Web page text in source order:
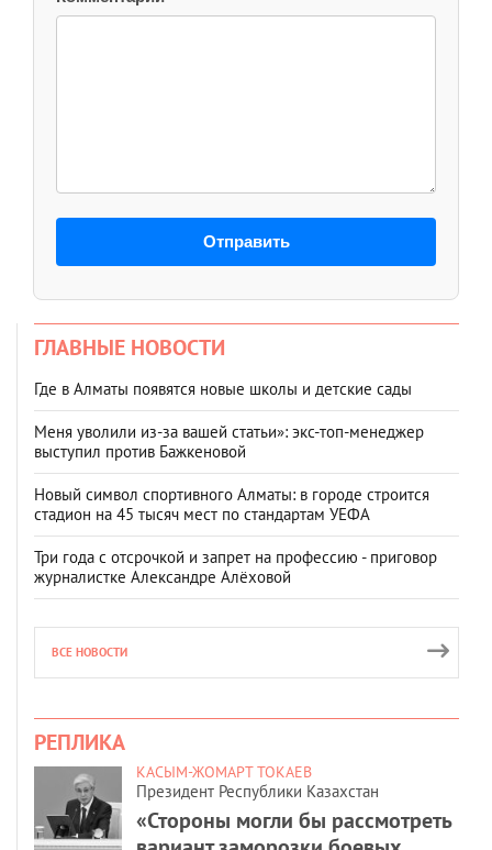
Отправить
ГЛАВНЫЕ НОВОСТИ
Где в Алматы появятся новые школы и детские сады
Меня уволили из-за вашей статьи»: экс-топ-менеджер
выступил против Бажкеновой
Новый символ спортивного Алматы: в городе строится
стадион на 45 тысяч мест по стандартам УЕФА
Три года с отсрочкой и запрет на профессию - приговор
журналистке Александре Алёховой
ВСЕ НОВОСТИ
РЕПЛИКА
КАСЫМ-ЖОМАРТ ТОКАЕВ
Президент Республики Казахстан
«Стороны могли бы рассмотреть